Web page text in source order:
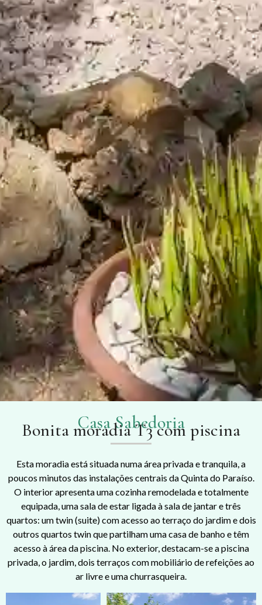
Casa Sabedoria
Bonita moradia T3 com piscina
Esta moradia está situada numa área privada e tranquila, a
poucos minutos das instalações centrais da Quinta do Paraíso.
O interior apresenta uma cozinha remodelada e totalmente
equipada, uma sala de estar ligada à sala de jantar e três
quartos: um twin (suite) com acesso ao terraço do jardim e dois
outros quartos twin que partilham uma casa de banho e têm
acesso à área da piscina. No exterior, destacam-se a piscina
privada, o jardim, dois terraços com mobiliário de refeições ao
ar livre e uma churrasqueira.